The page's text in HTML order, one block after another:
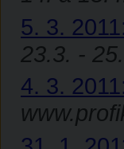
5. 3.
23.3. -
4. 3.